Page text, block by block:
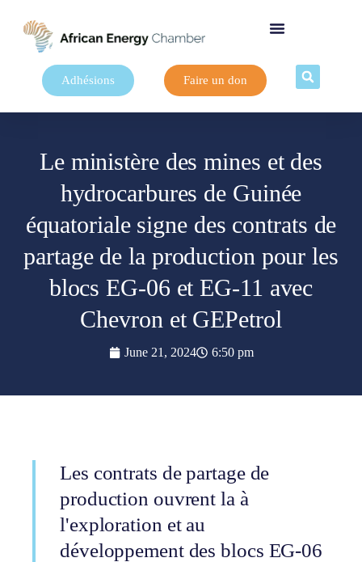
Adhésions Faire un don
Le ministère des mines et des
hydrocarbures de Guinée
équatoriale signe des contrats de
partage de la production pour les
blocs EG-06 et EG-11 avec
Chevron et GEPetrol
June 21, 2024 6:50 pm
Les contrats de partage de
production ouvrent la à
l'exploration et au
développement des blocs EG-06